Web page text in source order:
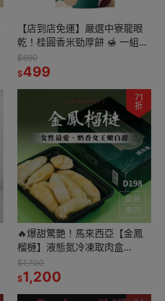
【店到店免運】嚴選中寮龍眼
乾！桂圓香米勁厚餅 🍯 一組三
包入｜Q彈果肉×炭焙香氣・行
家首選 👍
$690
$499
71
折
🔥爆甜驚艷！馬來西亞【金鳳
榴槤】液態氮冷凍取肉盒
D198(400g/盒)🔥
$1,700
$1,200